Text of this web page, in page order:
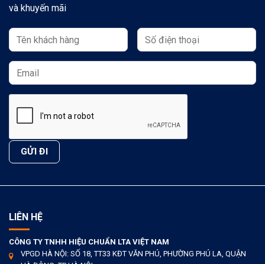
và khuyến mãi
LIÊN HỆ
CÔNG TY TNHH HIỆU CHUẨN LTA VIỆT NAM
VPGD HÀ NỘI: SỐ 18, TT33 KĐT VĂN PHÚ, PHƯỜNG PHÚ LA, QUẬN